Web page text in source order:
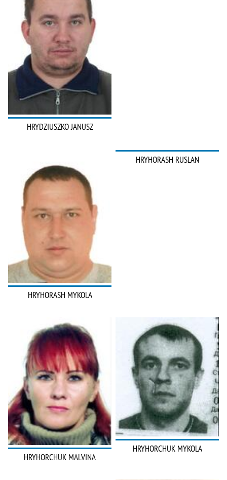
HRYDZIUSZKO JANUSZ
HRYHORASH MYKOLA
HRYHORASH RUSLAN
HRYHORCHUK MALVINA
HRYHORCHUK MYKOLA